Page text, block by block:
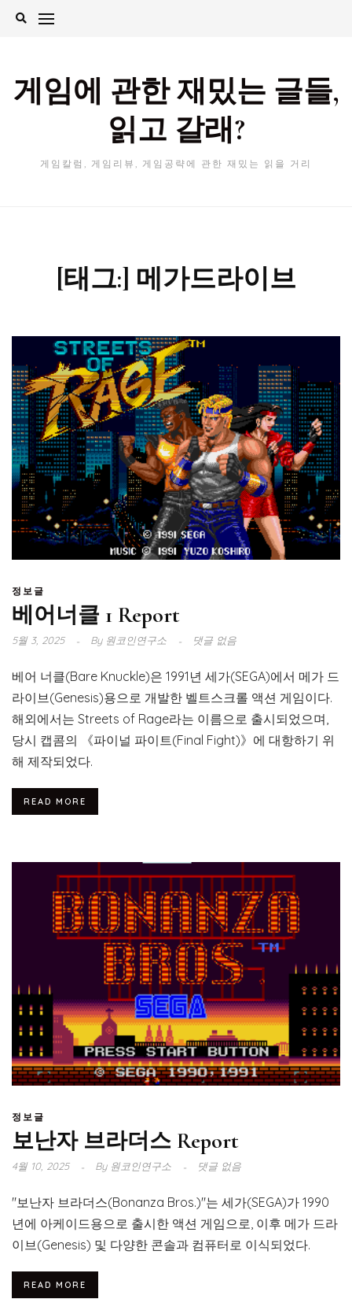
Skip
게임에 관한 재밌는 글들,
읽고 갈래?
게임칼럼, 게임리뷰, 게임공략에 관한 재밌는 읽을 거리
[태그:] 메가드라이브
정보글
베어너클 1 Report
5월 3, 2025 By원코인연구소 댓글 없음
베어 너클(Bare Knuckle)은 1991년 세가(SEGA)에서 메가 드
라이브(Genesis)용으로 개발한 벨트스크롤 액션 게임이다.
해외에서는 Streets of Rage라는 이름으로 출시되었으며,
당시 캡콤의 《파이널 파이트(Final Fight)》에 대항하기 위
해 제작되었다.
READ MORE
정보글
보난자 브라더스 Report
4월 10, 2025 By원코인연구소 댓글 없음
"보난자 브라더스(Bonanza Bros.)"는 세가(SEGA)가 1990
년에 아케이드용으로 출시한 액션 게임으로, 이후 메가 드라
이브(Genesis) 및 다양한 콘솔과 컴퓨터로 이식되었다.
READ MORE